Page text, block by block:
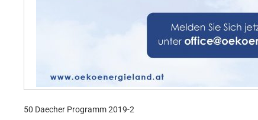
50 Daecher Programm 2019-2